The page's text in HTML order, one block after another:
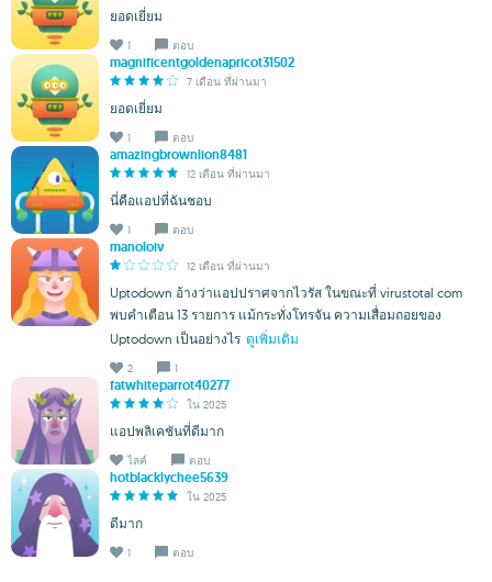
ยอดเยี่ยม
1 ตอบ
magnificentgoldenapricot31502
7 เดือน ที่ผ่านมา
ยอดเยี่ยม
1 ตอบ
amazingbrownlion8481
12 เดือน ที่ผ่านมา
นี่คือแอปที่ฉันชอบ
1 ตอบ
manoloiv
12 เดือน ที่ผ่านมา
Uptodown อ้างว่าแอปปราศจากไวรัส ในขณะที่ virustotal com
พบคำเตือน 13 รายการ แม้กระทั่งโทรจัน ความเสื่อมถอยของ
Uptodown เป็นอย่างไร ดูเพิ่มเติม
2 1
fatwhiteparrot40277
ใน 2025
แอปพลิเคชันที่ดีมาก
ไลค์ ตอบ
hotblacklychee5639
ใน 2025
ดีมาก
1 ตอบ